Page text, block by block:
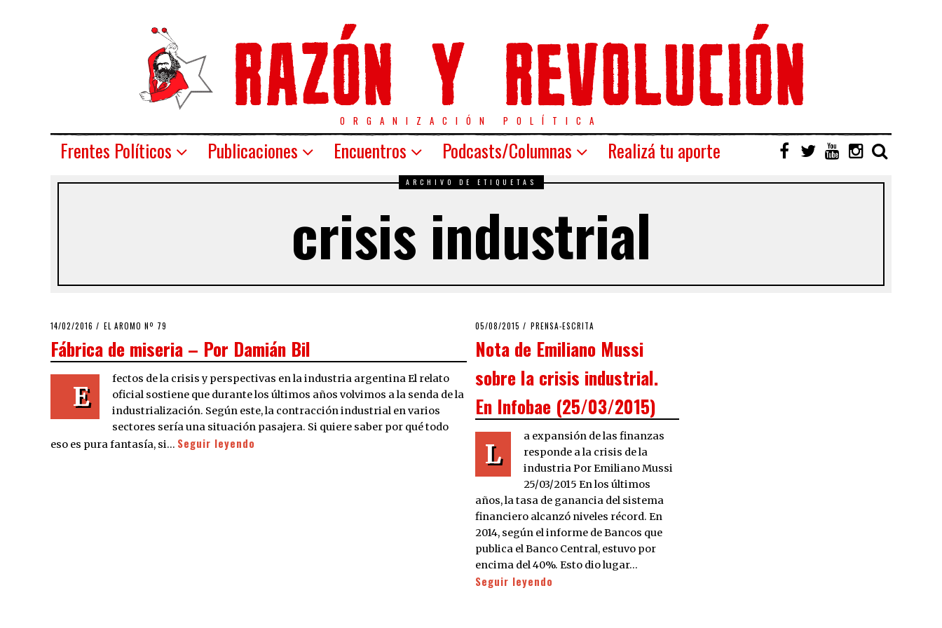
ORGANIZACIÓN POLÍTICA
Frentes Políticos Publicaciones Encuentros Podcasts/Columnas Realizá tu aporte
ARCHIVO DE ETIQUETAS
crisis industrial
POSTED
14/02/2016 EL AROMO Nº 79
Fábrica de miseria – Por Damián Bil
E
fectos de la crisis y perspectivas en la industria argentina El relato
oficial sostiene que durante los últimos años volvimos a la senda de la
industrialización. Según este, la contracción industrial en varios
sectores sería una situación pasajera. Si quiere saber por qué todo
eso es pura fantasía, si… Seguir leyendo
POSTED
05/08/2015 PRENSA-ESCRITA
Nota de Emiliano Mussi
sobre la crisis industrial.
En Infobae (25/03/2015)
L
a expansión de las finanzas
responde a la crisis de la
industria Por Emiliano Mussi
25/03/2015 En los últimos
años, la tasa de ganancia del sistema
financiero alcanzó niveles récord. En
2014, según el informe de Bancos que
publica el Banco Central, estuvo por
encima del 40%. Esto dio lugar…
Seguir leyendo